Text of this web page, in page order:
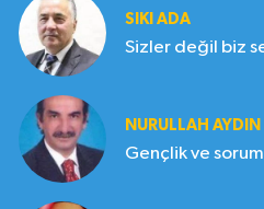
SIKI ADA
Sizler değil biz
NURULLAH AYDIN
Gençlik ve